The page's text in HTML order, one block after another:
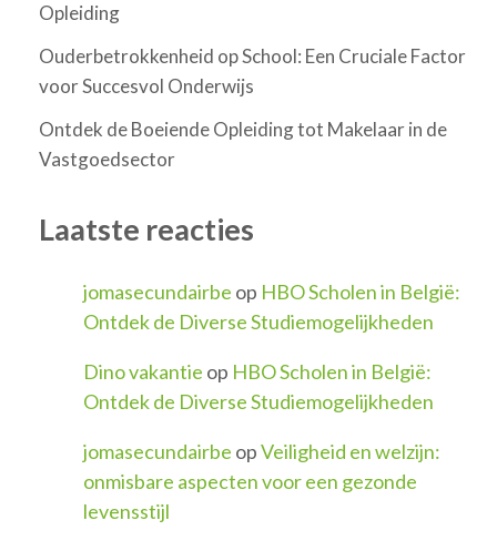
Opleiding
Ouderbetrokkenheid op School: Een Cruciale Factor
voor Succesvol Onderwijs
Ontdek de Boeiende Opleiding tot Makelaar in de
Vastgoedsector
Laatste reacties
jomasecundairbe op HBO Scholen in België:
Ontdek de Diverse Studiemogelijkheden
Dino vakantie op HBO Scholen in België:
Ontdek de Diverse Studiemogelijkheden
jomasecundairbe opVeiligheid en welzijn:
onmisbare aspecten voor een gezonde
levensstijl